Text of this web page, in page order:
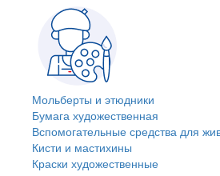
Мольберты и этюдники
Бумага художественная
Вспомогательные средства для
Кисти и мастихины
Краски художественные